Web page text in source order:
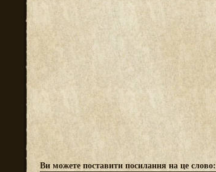
Ви можете поставити посилання на це слово: